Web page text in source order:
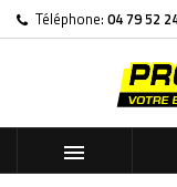
Téléphone: 04 79 52

Ma liste de
Créer une
Créer une
Nom de la liste
Connexion
Vous devez être